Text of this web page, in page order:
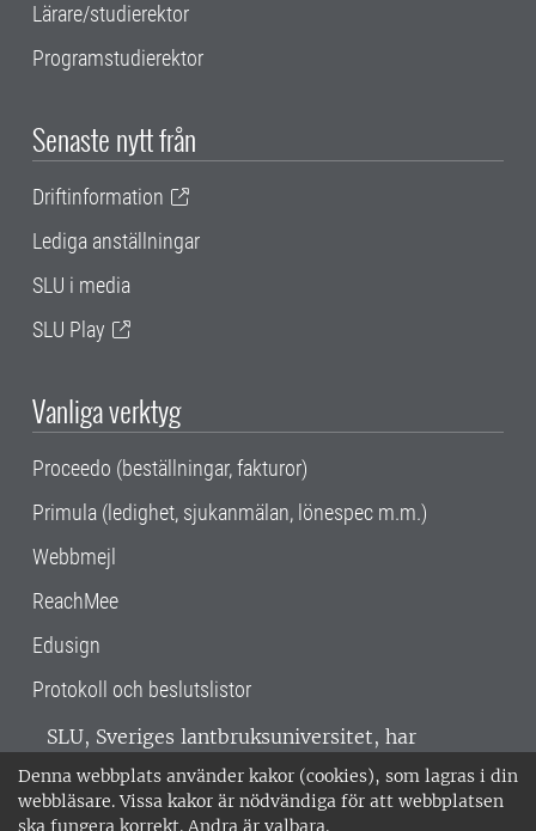
Denna webbplats använder kakor (cookies), som lagras i din
webbläsare. Vissa kakor är nödvändiga för att webbplatsen
ska fungera korrekt. Andra är valbara.
Lärare/studierektor
Programstudierektor
Senaste nytt från
Driftinformation
Lediga anställningar
SLU i media
SLU Play
Vanliga verktyg
Proceedo (beställningar, fakturor)
Primula (ledighet, sjukanmälan, lönespec m.m.)
Webbmejl
ReachMee
Edusign
Protokoll och beslutslistor
SLU, Sveriges lantbruksuniversitet, har
verksamhet över hela Sverige. Huvudorter är
Alnarp, Uppsala och Umeå.SLU är
miljöcertifierat enligt ISO 14001. •